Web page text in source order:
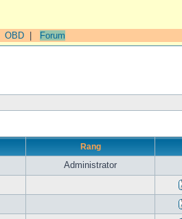
OBD Forum
Rang
Administrator